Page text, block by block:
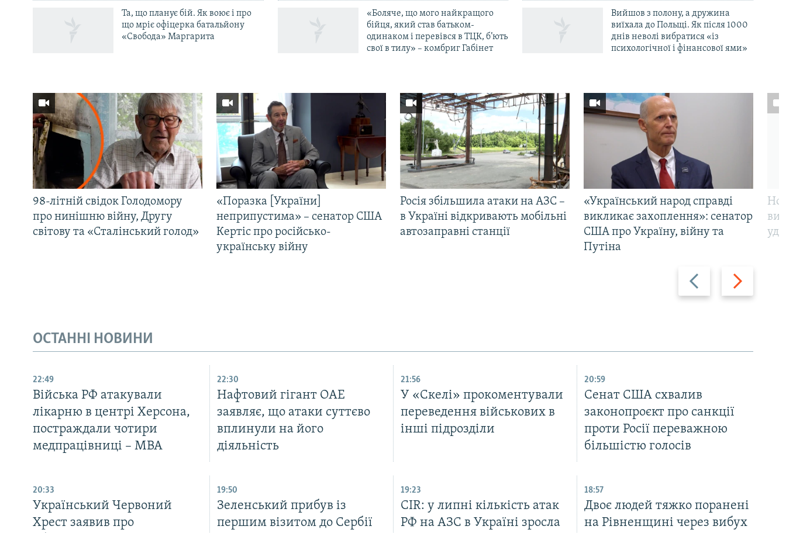
Та, що планує бій. Як воює і про
що мріє офіцерка батальйону
«Свобода» Маргарита
«Боляче, що мого найкращого
бійця, який став батьком-
одинаком і перевівся в ТЦК, б’ють
свої в тилу» – комбриг Габінет
Вийшов з полону, а дружина
виїхала до Польщі. Як після 1000
днів неволі вибратися «із
психологічної і фінансової ями»
Назад Вперед
98-літній свідок Голодомору
про нинішню війну, Другу
світову та «Сталінський голод»
«Поразка [України]
неприпустима» – сенатор США
Кертіс про російсько-
українську війну
Росія збільшила атаки на АЗС –
в Україні відкривають мобільні
автозаправні станції
«Український народ справді
викликає захоплення»: сенатор
США про Україну, війну та
Путіна
ОСТАННІ НОВИНИ
22:49
Війська РФ атакували
лікарню в центрі Херсона,
постраждали чотири
медпрацівниці – МВА
22:30
Нафтовий гігант ОАЕ
заявляє, що атаки суттєво
вплинули на його
діяльність
21:56
У «Скелі» прокоментували
переведення військових в
інші підрозділи
20:59
Cенат США схвалив
законопроєкт про санкції
проти Росії переважною
більшістю голосів
20:33
Український Червоний
Хрест заявив про
19:50
Зеленський прибув із
першим візитом до Сербії
19:23
CIR: у липні кількість атак
РФ на АЗС в Україні зросла
18:57
Двоє людей тяжко поранені
на Рівненщині через вибух